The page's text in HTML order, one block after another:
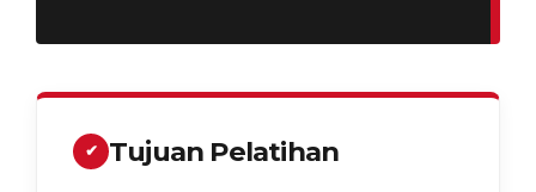
✔ Tujuan Pelatihan